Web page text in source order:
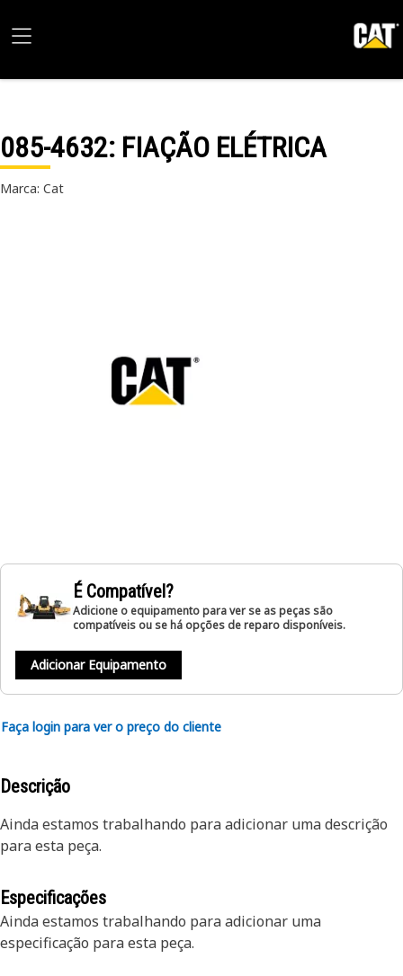
085-4632: FIAÇÃO ELÉTRICA
Marca: Cat
É Compatível?
Adicione o equipamento para ver se as peças são
compatíveis ou se há opções de reparo disponíveis.
Adicionar Equipamento
Faça login para ver o preço do cliente
Descrição
Ainda estamos trabalhando para adicionar uma descrição
para esta peça.
Especificações
Ainda estamos trabalhando para adicionar uma
especificação para esta peça.